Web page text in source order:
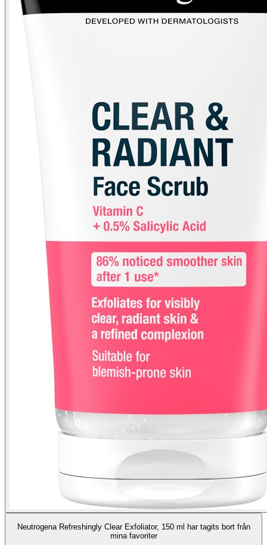
Neutrogena Refreshingly Clear Exfoliator, 150 ml har tagits bort från
mina favoriter